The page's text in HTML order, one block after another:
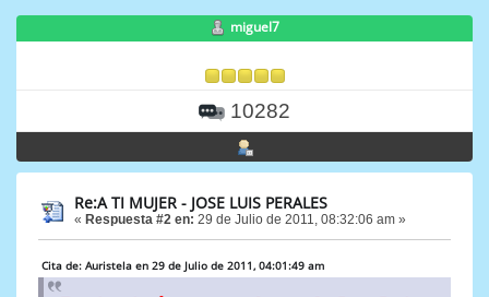
miguel7
10282
Re:A TI MUJER - JOSE LUIS PERALES
« Respuesta #2 en: 29 de Julio de 2011, 08:32:06 am »
Cita de: Auristela en 29 de Julio de 2011, 04:01:49 am